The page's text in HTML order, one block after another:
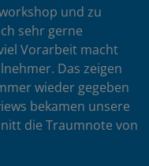
und zu
sehr gerne
Vorarbeit macht
Das zeigen
wieder gegeben
bekamen unsere
die Traumnote von